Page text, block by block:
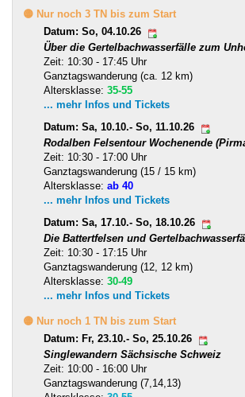
🟡 Nur noch 3 TN bis zum Start
Datum: So, 04.10.26
Über die Gertelbachwasserfälle zum
Zeit: 10:30 - 17:45 Uhr
Ganztagswanderung (ca. 12 km)
Altersklasse: 35-55
... mehr Infos und Tickets
Datum: Sa, 10.10.- So, 11.10.26
Rodalben Felsentour Wochenende
Zeit: 10:30 - 17:00 Uhr
Ganztagswanderung (15 / 15 km)
Altersklasse: ab 40
... mehr Infos und Tickets
Datum: Sa, 17.10.- So, 18.10.26
Die Battertfelsen und
Zeit: 10:30 - 17:15 Uhr
Ganztagswanderung (12, 12 km)
Altersklasse: 30-49
... mehr Infos und Tickets
🟡 Nur noch 1 TN bis zum Start
Datum: Fr, 23.10.- So, 25.10.26
Singlewandern Sächsische Schweiz
Zeit: 10:00 - 16:00 Uhr
Ganztagswanderung (7,14,13)